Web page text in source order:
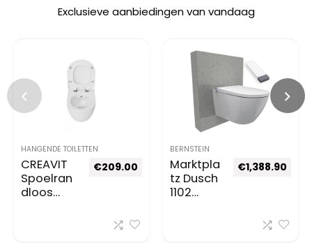
Exclusieve aanbiedingen van vandaag
HANGENDE TOILETTEN
CREAVIT
Spoelran
dloos
€209.00
BERNSTEIN
Marktpla
tz Dusch
1102
€1,388.90